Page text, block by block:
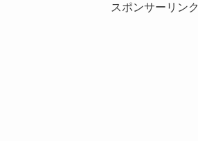
スポンサーリンク